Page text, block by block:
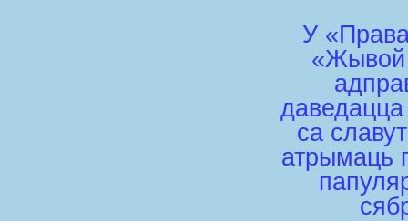
У
«Жывой
даведацца
са
атрымаць